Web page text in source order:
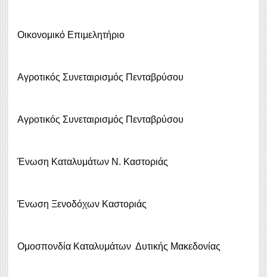
Οικονομικό Επιμελητήριο
Αγροτικός Συνεταιρισμός Πενταβρύσου
Αγροτικός Συνεταιρισμός Πενταβρύσου
Ένωση Καταλυμάτων Ν. Καστοριάς
Ένωση Ξενοδόχων Καστοριάς
Ομοσπονδία Καταλυμάτων Δυτικής Μακεδονίας